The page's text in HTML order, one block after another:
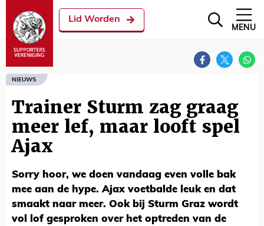
Lid Worden
MENU
NIEUWS
Trainer Sturm zag graag
meer lef, maar looft spel
Ajax
Sorry hoor, we doen vandaag even volle bak
mee aan de hype. Ajax voetbalde leuk en dat
smaakt naar meer. Ook bij Sturm Graz wordt
vol lof gesproken over het optreden van de